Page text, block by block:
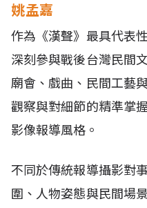
姚孟嘉
作為《漢聲》最具代表
深刻參與戰後台灣民間
廟會、戲曲、民間工藝
觀察與對細節的精準掌
影像報導風格。
不同於傳統報導攝影對
圍、人物姿態與民間場